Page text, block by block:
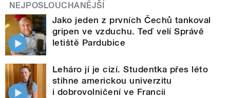
NEJPOSLOUCHANĚJŠÍ
Jako jeden z prvních Čechů tankoval
gripen ve vzduchu. Teď velí Správě
letiště Pardubice
Leháro jí je cizí. Studentka přes léto
stihne americkou univerzitu
i dobrovolničení ve Francii